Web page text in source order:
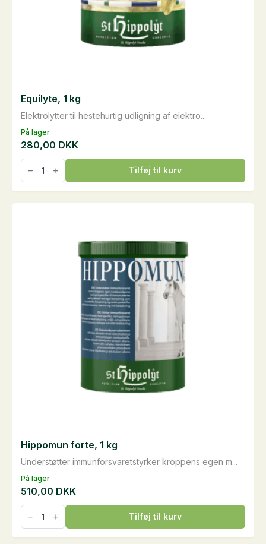
På lager
Elektrolytter til hestehurtig udligning af elektro...
Equilyte, 1 kg
280,00 DKK
Equilyte,
kg
antal
Tilføj til kurv
På lager
Understøtter immunforsvaretstyrker kroppens egen m...
Hippomun forte, 1 kg
510,00 DKK
Hippomun
forte,
1
kg
Tilføj til kurv